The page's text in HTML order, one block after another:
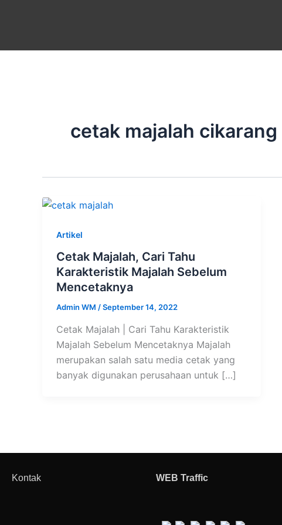
cetak majalah cikarang
Artikel
Cetak Majalah, Cari Tahu
Karakteristik Majalah Sebelum
Mencetaknya
Admin WM /September 14, 2022
Cetak Majalah | Cari Tahu Karakteristik
Majalah Sebelum Mencetaknya Majalah
merupakan salah satu media cetak yang
banyak digunakan perusahaan untuk […]
Kontak WEB Traffic